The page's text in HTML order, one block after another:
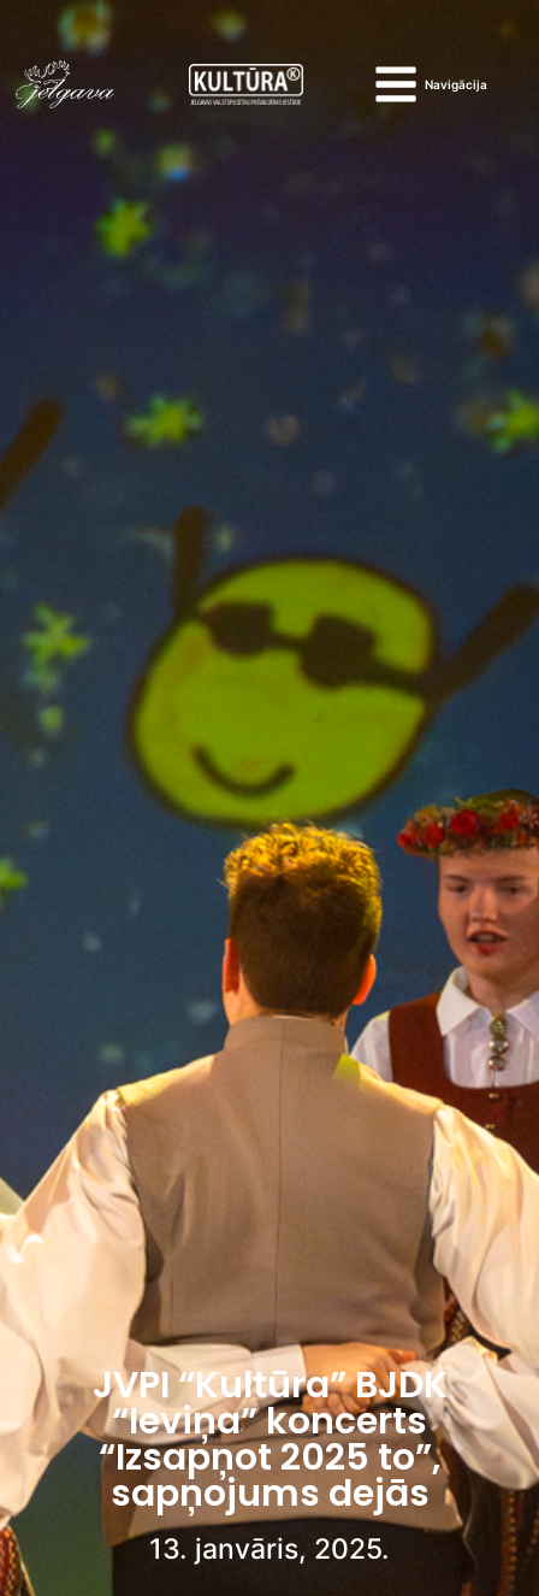
Navigācija
JVPI “Kultūra” BJDK
“Ieviņa” koncerts
“Izsapņot 2025 to”,
sapņojums dejās
13. janvāris, 2025.